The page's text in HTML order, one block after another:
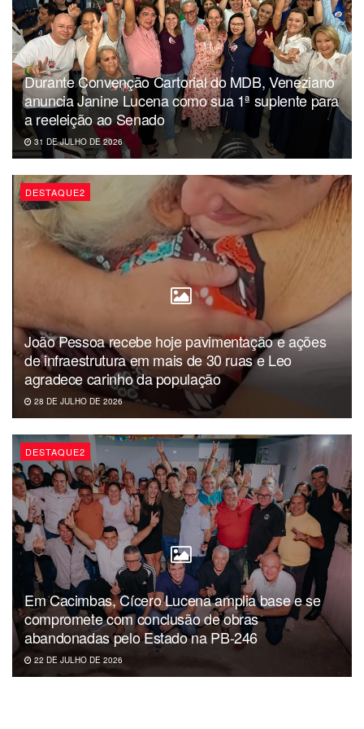
Durante Convenção Cartorial do MDB, Veneziano
anuncia Janine Lucena como sua 1ª suplente para
a reeleição ao Senado
31 DE JULHO DE 2026
DESTAQUE2
João Pessoa recebe hoje pavimentação e ações
de infraestrutura em mais de 30 ruas e Leo
agradece carinho da população
28 DE JULHO DE 2026
DESTAQUE2
Em Cacimbas, Cícero Lucena amplia base e se
compromete com conclusão de obras
abandonadas pelo Estado na PB-246
22 DE JULHO DE 2026